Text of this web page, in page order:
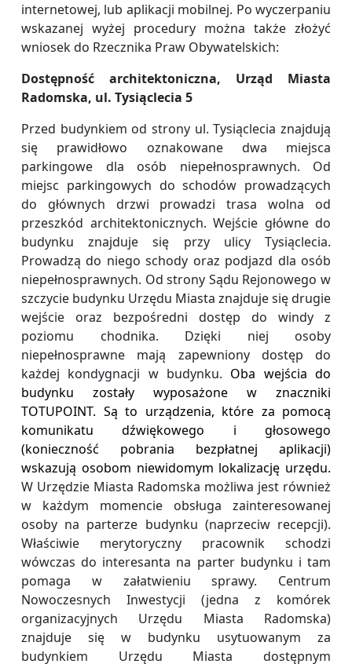
internetowej, lub aplikacji mobilnej. Po wyczerpaniu
wskazanej wyżej procedury można także złożyć
wniosek do Rzecznika Praw Obywatelskich:
Dostępność architektoniczna, Urząd Miasta
Radomska, ul. Tysiąclecia 5
Przed budynkiem od strony ul. Tysiąclecia znajdują
się prawidłowo oznakowane dwa miejsca
parkingowe dla osób niepełnosprawnych. Od
miejsc parkingowych do schodów prowadzących
do głównych drzwi prowadzi trasa wolna od
przeszkód architektonicznych. Wejście główne do
budynku znajduje się przy ulicy Tysiąclecia.
Prowadzą do niego schody oraz podjazd dla osób
niepełnosprawnych. Od strony Sądu Rejonowego w
szczycie budynku Urzędu Miasta znajduje się drugie
wejście oraz bezpośredni dostęp do windy z
poziomu chodnika. Dzięki niej osoby
niepełnosprawne mają zapewniony dostęp do
każdej kondygnacji w budynku. Oba wejścia do
budynku zostały wyposażone w znaczniki
TOTUPOINT. Są to urządzenia, które za pomocą
komunikatu dźwiękowego i głosowego
(konieczność pobrania bezpłatnej aplikacji)
wskazują osobom niewidomym lokalizację urzędu.
W Urzędzie Miasta Radomska możliwa jest również
w każdym momencie obsługa zainteresowanej
osoby na parterze budynku (naprzeciw recepcji).
Właściwie merytoryczny pracownik schodzi
wówczas do interesanta na parter budynku i tam
pomaga w załatwieniu sprawy. Centrum
Nowoczesnych Inwestycji (jedna z komórek
organizacyjnych Urzędu Miasta Radomska)
znajduje się w budynku usytuowanym za
budynkiem Urzędu Miasta dostępnym